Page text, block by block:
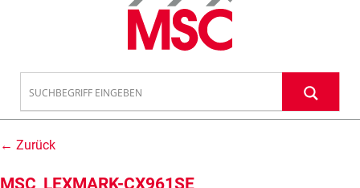
← Zurück
MSC_LEXMARK-CX961SE